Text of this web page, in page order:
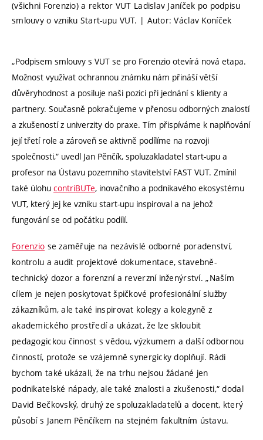
(všichni Forenzio) a rektor VUT Ladislav Janíček po podpisu
smlouvy o vzniku Start-upu VUT. | Autor: Václav Koníček
„Podpisem smlouvy s VUT se pro Forenzio otevírá nová etapa.
Možnost využívat ochrannou známku nám přináší větší
důvěryhodnost a posiluje naši pozici při jednání s klienty a
partnery. Současně pokračujeme v přenosu odborných znalostí
a zkušeností z univerzity do praxe. Tím přispíváme k naplňování
její třetí role a zároveň se aktivně podílíme na rozvoji
společnosti,“ uvedl Jan Pěnčík, spoluzakladatel start-upu a
profesor na Ústavu pozemního stavitelství FAST VUT. Zmínil
také úlohu contriBUTe, inovačního a podnikavého ekosystému
VUT, který jej ke vzniku start-upu inspiroval a na jehož
fungování se od počátku podílí.
Forenzio se zaměřuje na nezávislé odborné poradenství,
kontrolu a audit projektové dokumentace, stavebně-
technický dozor a forenzní a reverzní inženýrství. „Naším
cílem je nejen poskytovat špičkové profesionální služby
zákazníkům, ale také inspirovat kolegy a kolegyně z
akademického prostředí a ukázat, že lze skloubit
pedagogickou činnost s vědou, výzkumem a další odbornou
činností, protože se vzájemně synergicky doplňují. Rádi
bychom také ukázali, že na trhu nejsou žádané jen
podnikatelské nápady, ale také znalosti a zkušenosti,“ dodal
David Bečkovský, druhý ze spoluzakladatelů a docent, který
působí s Janem Pěnčíkem na stejném fakultním ústavu.